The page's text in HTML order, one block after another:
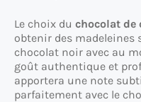
Le choix du chocolat de
obtenir des madeleines
chocolat noir avec au
goût authentique et
apportera une note
parfaitement avec le